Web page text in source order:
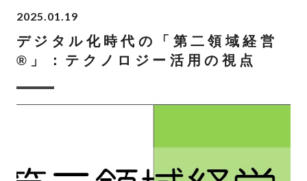
2025.01.19
デジタル化時代の「第二領域経営
®」：テクノロジー活用の視点